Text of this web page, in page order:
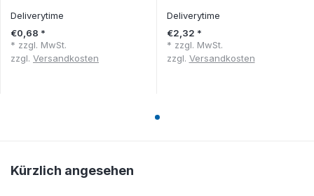
Deliverytime
€0,68 *
* zzgl. MwSt.
zzgl. Versandkosten
Deliverytime
€2,32 *
* zzgl. MwSt.
zzgl. Versandkosten
Kürzlich angesehen